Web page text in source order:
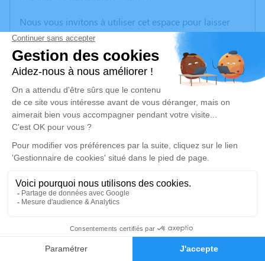
Faire-part Hommages
Nous vous invitons à utiliser cet espace pour laisser
vos condoléances, partager des photos souvenirs, une
anecdote ou exprimer vos pensées à travers des
poèmes ou des textes. Cet endroit est un lieu
d'expression dédié à honorer la mémoire de Wanda
KRUTKI.
Un service de plantation d’arbre hommage est
disponible ici
Cérémonie religieuse
Eglise de la Chapelle Saint-Joseph d'Oignies
Rue Léon Jouhaux Oignies